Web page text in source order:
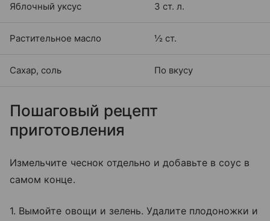
Яблочный уксус 3 ст. л.
Растительное масло ½ ст.
Сахар, соль По вкусу
Пошаговый рецепт
приготовления
Измельчите чеснок отдельно и добавьте в соус в
самом конце.
1. Вымойте овощи и зелень. Удалите плодоножки и